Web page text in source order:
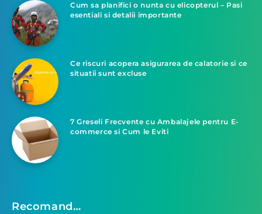
Cum sa planifici o nunta cu elicopterul – Pasi
esentiali si detalii importante
Ce riscuri acopera asigurarea de calatorie si ce
situatii sunt excluse
7 Greseli Frecvente cu Ambalajele pentru E-
commerce si Cum le Eviti
Recomand…